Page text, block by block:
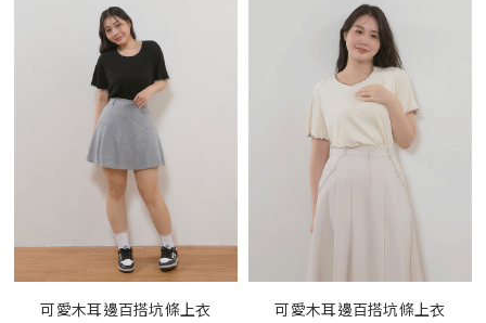
可愛木耳邊百搭坑條上衣
可愛木耳邊百搭坑條上衣